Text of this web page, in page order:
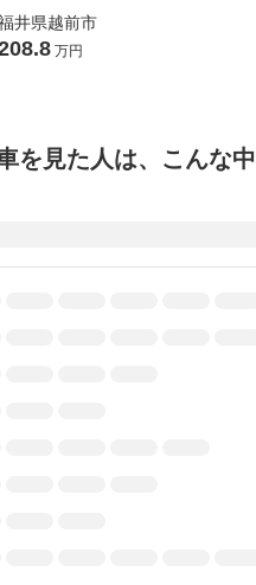
井県越前市
万円
を見た人は、こんな